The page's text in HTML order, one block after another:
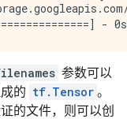
参数可以
的 tf.Tensor 。
的文件，则可以创